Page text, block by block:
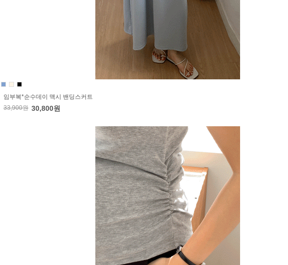
임부복*순수데이 맥시 밴딩스커트
33,900원 30,800원